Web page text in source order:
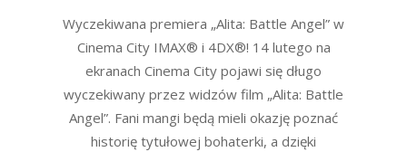
14
Wyczekiwana premiera „Alita: Battle Angel” w
Cinema City IMAX® i 4DX®! 14 lutego na
ekranach Cinema City pojawi się długo
wyczekiwany przez widzów film „Alita: Battle
Angel”. Fani mangi będą mieli okazję poznać
historię tytułowej bohaterki, a dzięki